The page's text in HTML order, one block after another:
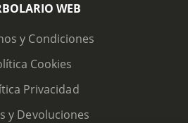
WEB
y Condiciones
Cookies
Privacidad
y Devoluciones